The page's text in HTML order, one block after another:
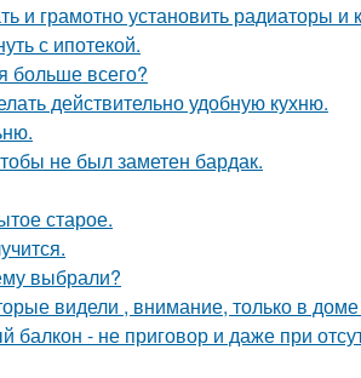
и грамотно установить радиаторы и
с ипотекой.
больше всего?
действительно удобную кухню.
не был заметен бардак.
старое.
выбрали?
видели , внимание, только в
- не приговор и даже при